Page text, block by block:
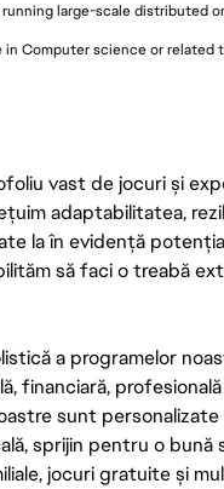
large-scale distributed
in Computer science or related
vast de jocuri și
adaptabilitatea,
la în evidență
să faci o treabă
a programelor
financiară,
sunt
sprijin pentru o
jocuri gratuite și